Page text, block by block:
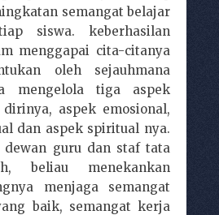
semangat belajar
siswa. keberhasilan
menggapai cita-citanya
oleh sejauhmana
mengelola tiga aspek
aspek emosional,
dan aspek spiritual nya.
dewan guru dan staf tata
beliau menekankan
menjaga semangat
baik, semangat kerja